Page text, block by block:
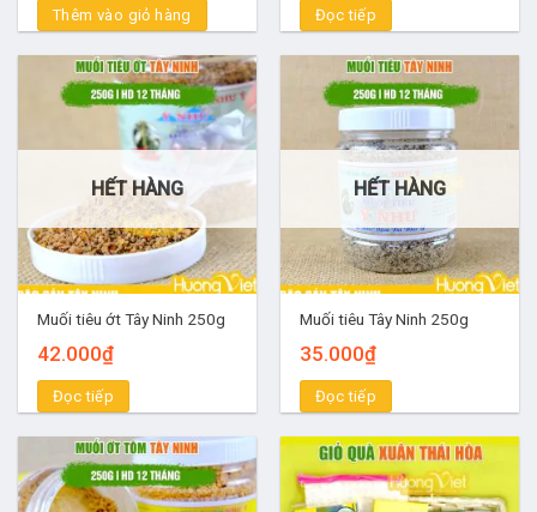
Thêm vào giỏ hàng Đọc tiếp
HẾT HÀNG
Muối tiêu ớt Tây Ninh 250g
42.000₫
Đọc tiếp
HẾT HÀNG
Muối tiêu Tây Ninh 250g
35.000₫
Đọc tiếp